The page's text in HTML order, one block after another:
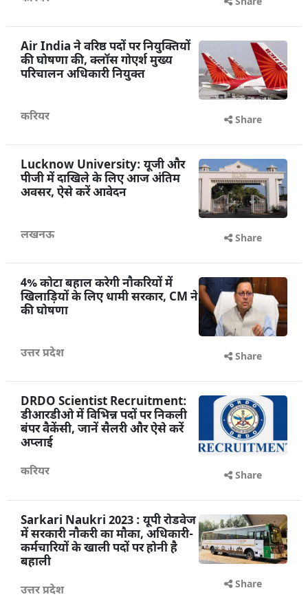
Air India ने वरिष्ठ पदों पर नियुक्तियों
की घोषणा की, क्लॉस गोएर्श मुख्य
परिचालन अधिकारी नियुक्त
करियर Share
Lucknow University: यूजी और
पीजी में दाखिले के लिए आज अंतिम
अवसर, ऐसे करें आवेदन
लखनऊ Share
4% कोटा बहाल करेगी नौकरियों में
खिलाड़ियों के लिए धामी सरकार, CM ने
की घोषणा
उत्तर प्रदेश Share
DRDO Scientist Recruitment:
डीआरडीओ में विभिन्न पदों पर निकली
बंपर वैकेंसी, जानें सैलरी और ऐसे करें
अप्लाई
करियर Share
Sarkari Naukri 2023 : यूपी रोडवेज
में सरकारी नौकरी का मौका, अधिकारी-
कर्मचारियों के खाली पदों पर होनी है
बहाली
उत्तर प्रदेश Share